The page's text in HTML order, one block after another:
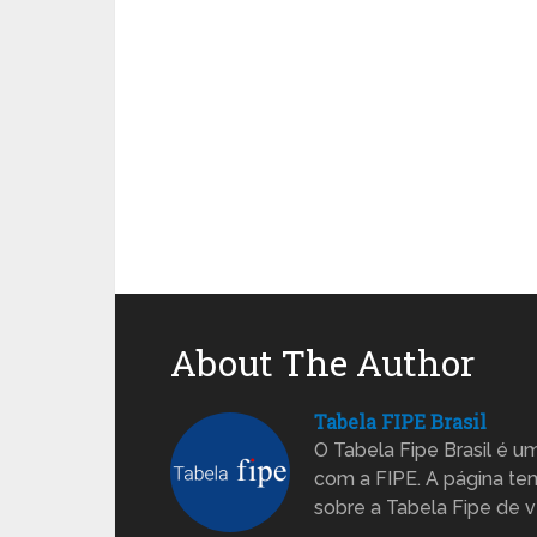
About The Author
Tabela FIPE Brasil
O Tabela Fipe Brasil é
com a FIPE. A página
sobre a Tabela Fipe de